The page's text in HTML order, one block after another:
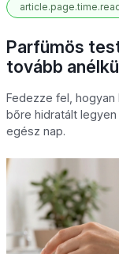
Parfümös
tovább
Fedezze fel,
bőre hidratált
egész nap.